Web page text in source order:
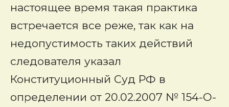
настоящее время такая практика
встречается все реже, так как на
недопустимость таких действий
следователя указал
Конституционный Суд РФ в
определении от 20.02.2007 № 154-О-